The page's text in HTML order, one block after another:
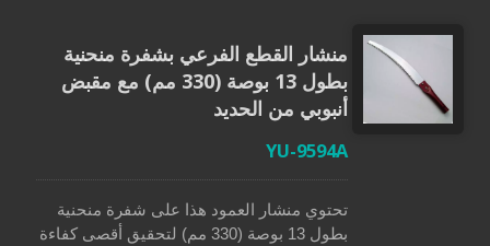
ومحسن. الغلاف قوي ويحمي منشار التقليم
هذا من السقوط. يجب على أولئك الذين
يقضون وقتًا في الهواء الطلق أو يحبون مشاريع
تحسين المنزل امتلاك هذه المنشار.
منشار القطع الفرعي بشفرة منحنية
بطول 13 بوصة (330 مم) مع مقبض
أنبوبي من الحديد
YU-9594A
تحتوي منشار العمود هذا على شفرة منحنية
بطول 13 بوصة (330 مم) لتحقيق أقصى كفاءة